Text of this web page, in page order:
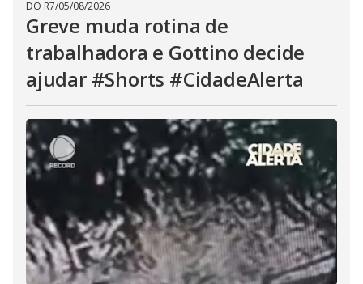
DO R7/05/08/2026
Greve muda rotina de
trabalhadora e Gottino decide
ajudar #Shorts #CidadeAlerta